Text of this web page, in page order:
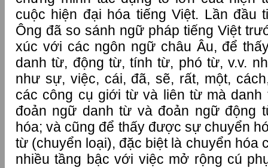
cuộc hiện đại hóa tiếng Việt. Lần đầu
Ông đã so sánh ngữ pháp tiếng Việt
xúc với các ngôn ngữ châu Âu, để
danh từ, động từ, tính từ, phó từ, v.v.
như sự, việc, cái, đã, sẽ, rất, một,
các công cụ giới từ và liên từ mà
đoản ngữ danh từ và đoản ngữ động
hóa; và cũng để thấy được sự chuyển
từ (chuyển loại), đặc biệt là chuyển hóa
nhiều tầng bậc với việc mở rộng cú